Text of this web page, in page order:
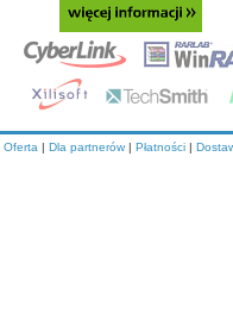
Oferta | Dla partnerów | Płatności |